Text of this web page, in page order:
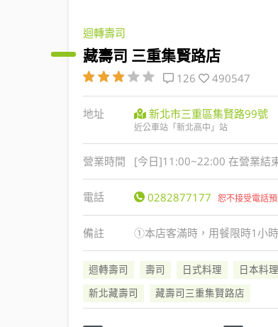
迴轉壽司
藏壽司 三重集賢路店
126 490547
地址 新北市三重區集賢路99號
近公車站「新北高中」站
營業時間 [今日]11:00~22:00 在營業結
電話 0282877177 恕不接受電話
備註 ①本店客滿時，用餐限時1小
迴轉壽司 壽司 日式料理 日本料理
新北藏壽司
藏壽司三重集賢路店